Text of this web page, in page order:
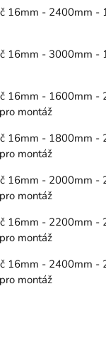
16mm - 2400mm -
16mm - 3000mm -
16mm - 1600mm -
montáž
16mm - 1800mm -
montáž
16mm - 2000mm -
montáž
16mm - 2200mm -
montáž
16mm - 2400mm -
montáž